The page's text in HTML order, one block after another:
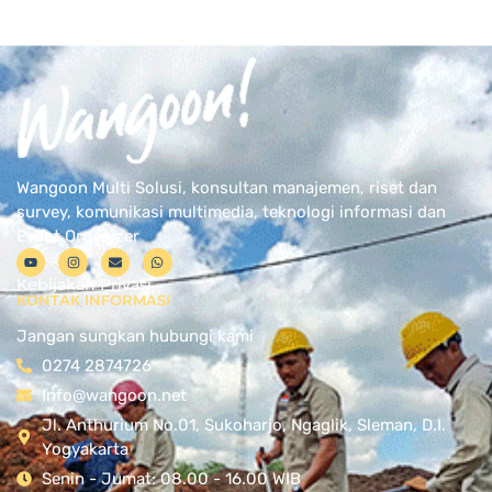
Wangoon Multi Solusi, konsultan manajemen, riset dan
survey, komunikasi multimedia, teknologi informasi dan
Event Organizer
Kebijakan Privasi
KONTAK INFORMASI
Jangan sungkan hubungi kami
0274 2874726
Info@wangoon.net
Jl. Anthurium No.01, Sukoharjo, Ngaglik, Sleman, D.I.
Yogyakarta
Senin - Jumat: 08.00 - 16.00 WIB